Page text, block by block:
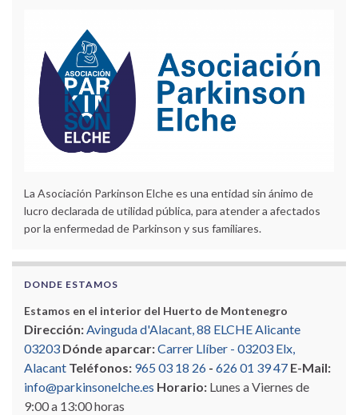
La Asociación Parkinson Elche es una entidad sin ánimo de
lucro declarada de utilidad pública, para atender a afectados
por la enfermedad de Parkinson y sus familiares.
DONDE ESTAMOS
Estamos en el interior del Huerto de Montenegro
Dirección:Avinguda d'Alacant, 88 ELCHE Alicante
03203 Dónde aparcar:Carrer Llíber - 03203 Elx,
Alacant Teléfonos: 965 03 18 26 - 626 01 39 47 E-Mail:
info@parkinsonelche.es Horario: Lunes a Viernes de
9:00 a 13:00 horas